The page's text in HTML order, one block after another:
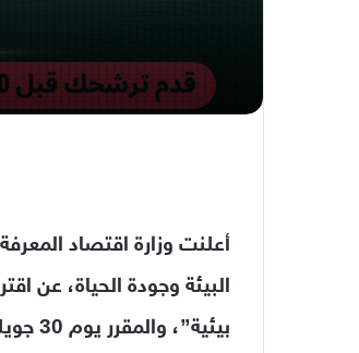
أعلنت وزارة اقتصاد
البيئة وجودة الحياة، عن